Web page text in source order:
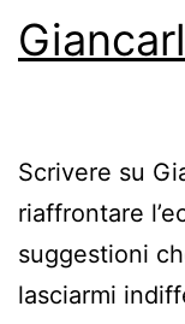
Scrivere su
riaffrontare
suggestioni
lasciarmi